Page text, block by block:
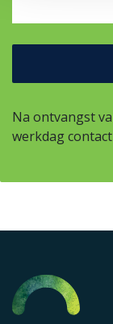
Na ontvangst
werkdag